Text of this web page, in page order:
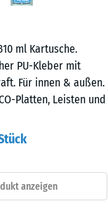
ml Kartusche.
PU-Kleber mit
Für innen & außen.
Platten, Leisten und
anzeigen